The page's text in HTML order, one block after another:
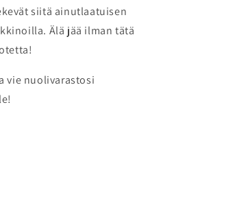
siitä ainutlaatuisen
Älä jää ilman tätä
vie nuolivarastosi